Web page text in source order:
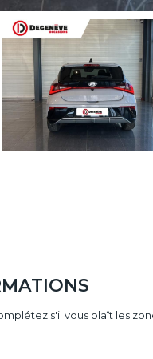
s'il vous plaît les